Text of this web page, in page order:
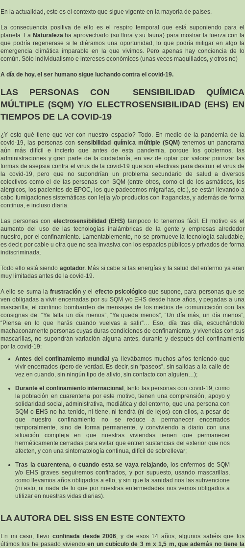
En la actualidad, este es el contexto que sigue vigente en la mayoría de países.
La consecuencia positiva de ello es el respiro temporal que está suponiendo para el
planeta. La Naturalezaha aprovechado (su flora y su fauna) para mostrar la fuerza con la
que podría regenerase si le diéramos una oportunidad, lo que podría mitigar en algo la
emergencia climática imparable en la que vivimos. Pero apenas hay conciencia de lo
común. Sólo individualismo e intereses económicos (unas veces maquillados, y otros no)
A día de hoy, el ser humano sigue luchando contra el covid-19.
LAS PERSONAS CON SENSIBILIDAD QUÍMICA
MÚLTIPLE (SQM) Y/O ELECTROSENSIBILIDAD (EHS) EN
TIEMPOS DE LA COVID-19
¿Y esto qué tiene que ver con nuestro espacio? Todo. En medio de la pandemia de la
covid-19, las personas consensibilidad química múltiple (SQM)tenemos un panorama
aún más difícil e incierto que antes de esta pandemia, porque los gobiernos, las
administraciones y gran parte de la ciudadanía, en vez de optar por valorar priorizar las
formas de asepsia contra el virus de la covid-19 que son efectivas para destruir el virus de
la covid-19, pero que no supondrían un problema secundario de salud a diversos
colectivos como el de las personas con SQM (entre otros, como el de los asmáticos, los
alérgicos, los pacientes de EPOC, los que padecemos migrañas, etc.), se están llevando a
cabo fumigaciones sistemáticas con lejía y/o productos con fragancias, y además de forma
continua, e incluso diaria.
Las personas con electrosensibilidad (EHS) tampoco lo tenemos fácil. El motivo es el
aumento del uso de las tecnologías inalámbricas de la gente y empresas alrededor
nuestro, por el confinamiento. Lamentablemente, no se promueve la tecnología saludable,
es decir, por cable u otra que no sea invasiva con los espacios públicos y privados de forma
indiscriminada.
Todo ello está siendo agotador. Más si cabe si las energías y la salud del enfermo ya eran
muy limitadas antes de la covid-19.
A ello se suma la frustración y el efecto psicológicoque supone, para personas que se
ven obligadas a vivir encerradas por su SQM y/o EHS desde hace años, y pegadas a una
mascarilla, el continuo bombardeo de mensajes de los medios de comunicación con las
consignas de: “Ya falta un día menos”, “Ya queda menos”, “Un día más, un día menos”,
“Piensa en lo que harás cuando vuelvas a salir”… Eso, día tras día, escuchándolo
machaconamente personas cuyas duras condiciones de confinamiento, y vivencias con sus
mascarillas, no supondrán variación alguna antes, durante y después del confinamiento
por la covid-19:
Antes del confinamiento mundial ya llevábamos muchos años teniendo que
vivir encerrados (pero de verdad. Es decir, sin “paseos”, sin salidas a la calle de
vez en cuando, sin ningún tipo de alivio, sin contacto con alguien…);
Durante el confinamiento internacional , tanto las personas con covid-19, como
la población en cuarentena por este motivo, tienen una comprensión, apoyo y
solidaridad social, administrativa, mediática y del entorno, que una persona con
SQM o EHS no ha tenido, ni tiene, ni tendrá (ni de lejos) con ellos, a pesar de
que nuestro confinamiento no se reduce a permanecer encerrados
temporalmente, sino de forma permanente, y conviviendo a diario con una
situación compleja en que nuestras viviendas tienen que permanecer
herméticamente cerradas para evitar que entren sustancias del exterior que nos
afecten, y con una sintomatología continua, difícil de sobrellevar;
Tras la cuarentena, o cuando esta se vaya relajando, los enfermos de SQM
y/o EHS graves seguiremos confinados, y por supuesto, usando mascarillas,
como llevamos años obligados a ello, y sin que la sanidad nos las subvencione
(ni esto, ni nada de lo que por nuestras enfermedades nos vemos obligados a
utilizar en nuestras vidas diarias).
LA AUTORA DEL SISS EN ESTE CONTEXTO
En mi caso, llevo confinada desde 2006; y de esos 14 años, algunos sabéis que los
últimos los he pasado viviendoen un cubículo de 3 m x 1,5 m, que además no tiene la